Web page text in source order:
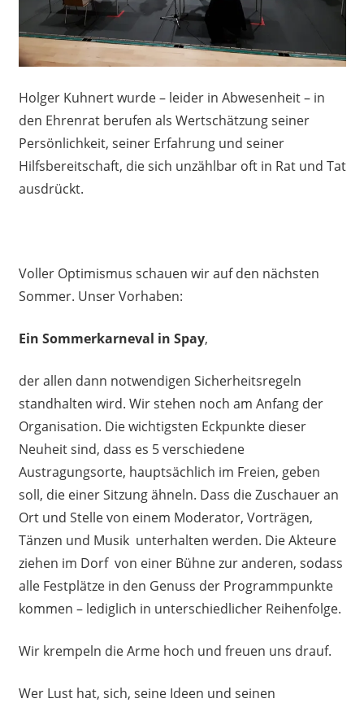
Holger Kuhnert wurde – leider in Abwesenheit – in
den Ehrenrat berufen als Wertschätzung seiner
Persönlichkeit, seiner Erfahrung und seiner
Hilfsbereitschaft, die sich unzählbar oft in Rat und Tat
ausdrückt.
Voller Optimismus schauen wir auf den nächsten
Sommer. Unser Vorhaben:
Ein Sommerkarneval in Spay,
der allen dann notwendigen Sicherheitsregeln
standhalten wird. Wir stehen noch am Anfang der
Organisation. Die wichtigsten Eckpunkte dieser
Neuheit sind, dass es 5 verschiedene
Austragungsorte, hauptsächlich im Freien, geben
soll, die einer Sitzung ähneln. Dass die Zuschauer an
Ort und Stelle von einem Moderator, Vorträgen,
Tänzen und Musik unterhalten werden. Die Akteure
ziehen im Dorf von einer Bühne zur anderen, sodass
alle Festplätze in den Genuss der Programmpunkte
kommen – lediglich in unterschiedlicher Reihenfolge.
Wir krempeln die Arme hoch und freuen uns drauf.
Wer Lust hat, sich, seine Ideen und seinen